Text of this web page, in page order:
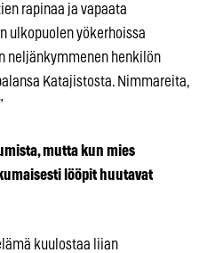
rapinaa ja vapaata
ulkopuolen yökerhoissa
neljänkymmenen henkilön
Katajistosta. Nimmareita,
mutta kun mies
lööpit huutavat
kuulostaa liian